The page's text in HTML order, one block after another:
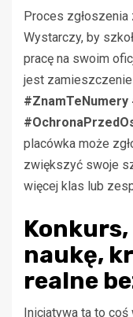
Proces
Wystarczy, by
pracę na swoim
jest
#ZnamTeNumery
placówka może
zwiększyć swoje
więcej klas lub
naukę,
realne
Inicjatywa ta to coś